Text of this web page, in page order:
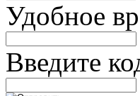
Удобное
Введите